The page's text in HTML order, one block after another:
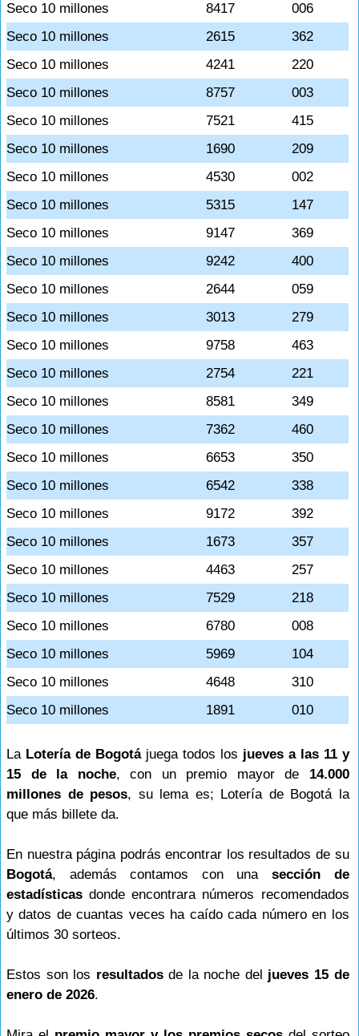
Seco 10 millones
8417
006
Seco 10 millones
2615
362
Seco 10 millones
4241
220
Seco 10 millones
8757
003
Seco 10 millones
7521
415
Seco 10 millones
1690
209
Seco 10 millones
4530
002
Seco 10 millones
5315
147
Seco 10 millones
9147
369
Seco 10 millones
9242
400
Seco 10 millones
2644
059
Seco 10 millones
3013
279
Seco 10 millones
9758
463
Seco 10 millones
2754
221
Seco 10 millones
8581
349
Seco 10 millones
7362
460
Seco 10 millones
6653
350
Seco 10 millones
6542
338
Seco 10 millones
9172
392
Seco 10 millones
1673
357
Seco 10 millones
4463
257
Seco 10 millones
7529
218
Seco 10 millones
6780
008
Seco 10 millones
5969
104
Seco 10 millones
4648
310
Seco 10 millones
1891 010
La Lotería de Bogotájuega todos los jueves a las 11 y
15 de la noche, con un premio mayor de 14.000
millones de pesos, su lema es; Lotería de Bogotá la
que más billete da.
En nuestra página podrás encontrar los resultados de su
Bogotá, además contamos con una sección de
estadísticas donde encontrara números recomendados
y datos de cuantas veces ha caído cada número en los
últimos 30 sorteos.
Estos son los resultadosde la noche del jueves 15 de
enero de 2026.